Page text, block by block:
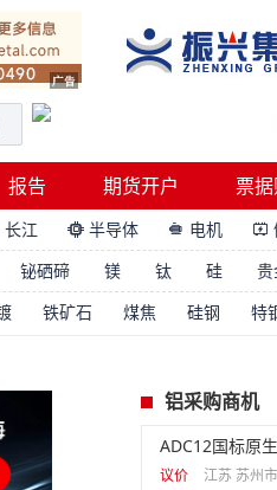
报告 期货开户 票
长江  半导体  电机 
铋硒碲 镁 钛 硅 贵
铁矿石 煤焦 硅钢 特
铝采购商机
ADC12国标原
议价 江苏 苏州市